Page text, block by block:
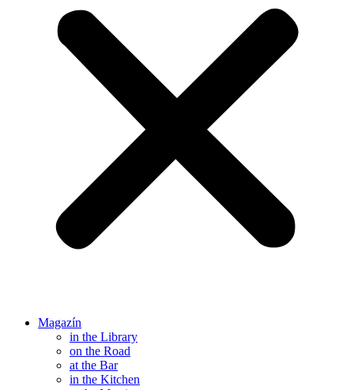
Magazín
in the Library
on the Road
at the Bar
in the Kitchen